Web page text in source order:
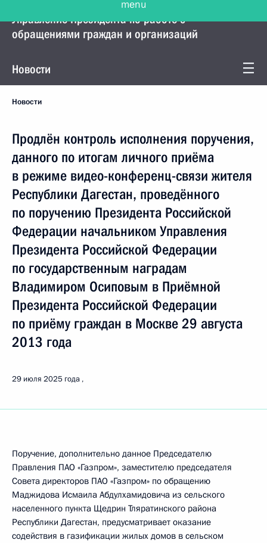
Управление Президента по работе с
обращениями граждан и организаций
Новости
Новости
Продлён контроль исполнения поручения,
данного по итогам личного приёма
в режиме видео-конференц-связи жителя
Республики Дагестан, проведённого
по поручению Президента Российской
Федерации начальником Управления
Президента Российской Федерации
по государственным наградам
Владимиром Осиповым в Приёмной
Президента Российской Федерации
по приёму граждан в Москве 29 августа
2013 года
29 июля 2025 года
Поручение, дополнительно данное Председателю
Правления ПАО «Газпром», заместителю председателя
Совета директоров ПАО «Газпром» по обращению
Маджидова Исмаила Абдулхамидовича из сельского
населенного пункта Щедрин Тляратинского района
Республики Дагестан, предусматривает оказание
содействия в газификации жилых домов в сельском